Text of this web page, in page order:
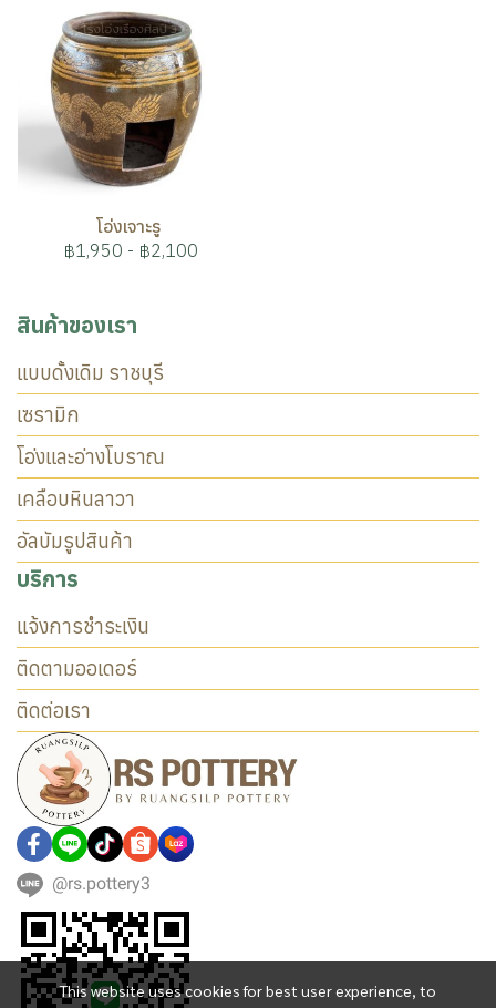
โอ่งเจาะรู
฿1,950 - ฿2,100
This website uses cookies for best user experience, to
สินค้าของเรา
แบบดั้งเดิม ราชบุรี
เซรามิก
โอ่งและอ่างโบราณ
เคลือบหินลาวา
อัลบัมรูปสินค้า
บริการ
แจ้งการชำระเงิน
ติดตามออเดอร์
ติดต่อเรา
@rs.pottery3